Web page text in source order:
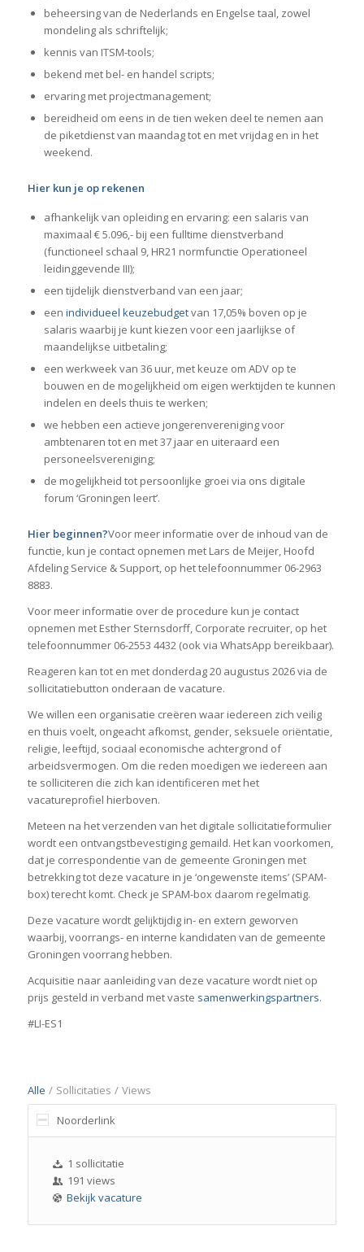
beheersing van de Nederlands en Engelse taal, zowel
mondeling als schriftelijk;
kennis van ITSM-tools;
bekend met bel- en handel scripts;
ervaring met projectmanagement;
bereidheid om eens in de tien weken deel te nemen aan
de piketdienst van maandag tot en met vrijdag en in het
weekend.
Hier kun je op rekenen
afhankelijk van opleiding en ervaring: een salaris van
maximaal € 5.096,- bij een fulltime dienstverband
(functioneel schaal 9, HR21 normfunctie Operationeel
leidinggevende III);
een tijdelijk dienstverband van een jaar;
een individueel keuzebudgetvan 17,05% boven op je
salaris waarbij je kunt kiezen voor een jaarlijkse of
maandelijkse uitbetaling;
een werkweek van 36 uur, met keuze om ADV op te
bouwen en de mogelijkheid om eigen werktijden te kunnen
indelen en deels thuis te werken;
we hebben een actieve jongerenvereniging voor
ambtenaren tot en met 37 jaar en uiteraard een
personeelsvereniging;
de mogelijkheid tot persoonlijke groei via ons digitale
forum ‘Groningen leert’.
Hier beginnen?Voor meer informatie over de inhoud van de
functie, kun je contact opnemen met Lars de Meijer, Hoofd
Afdeling Service & Support, op het telefoonnummer 06-2963
8883.
Voor meer informatie over de procedure kun je contact
opnemen met Esther Sternsdorff, Corporate recruiter, op het
telefoonnummer 06-2553 4432 (ook via WhatsApp bereikbaar).
Reageren kan tot en met donderdag 20 augustus 2026 via de
sollicitatiebutton onderaan de vacature.
We willen een organisatie creëren waar iedereen zich veilig
en thuis voelt, ongeacht afkomst, gender, seksuele oriëntatie,
religie, leeftijd, sociaal economische achtergrond of
arbeidsvermogen. Om die reden moedigen we iedereen aan
te solliciteren die zich kan identificeren met het
vacatureprofiel hierboven.
Meteen na het verzenden van het digitale sollicitatieformulier
wordt een ontvangstbevestiging gemaild. Het kan voorkomen,
dat je correspondentie van de gemeente Groningen met
betrekking tot deze vacature in je ‘ongewenste items’ (SPAM-
box) terecht komt. Check je SPAM-box daarom regelmatig.
Deze vacature wordt gelijktijdig in- en extern geworven
waarbij, voorrangs- en interne kandidaten van de gemeente
Groningen voorrang hebben.
Acquisitie naar aanleiding van deze vacature wordt niet op
prijs gesteld in verband met vaste samenwerkingspartners.
#LI-ES1
Alle / Sollicitaties / Views
Noorderlink
1 sollicitatie
191 views
Bekijk vacature